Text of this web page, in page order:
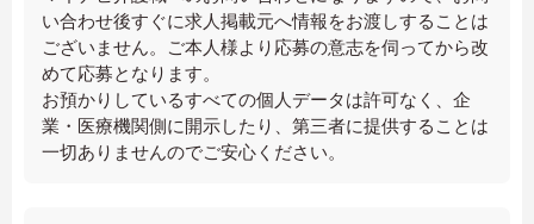
い合わせ後すぐに求人掲載元へ情報をお渡しすることは
ございません。ご本人様より応募の意志を伺ってから改
めて応募となります。
お預かりしているすべての個人データは許可なく、企
業・医療機関側に開示したり、第三者に提供することは
一切ありませんのでご安心ください。